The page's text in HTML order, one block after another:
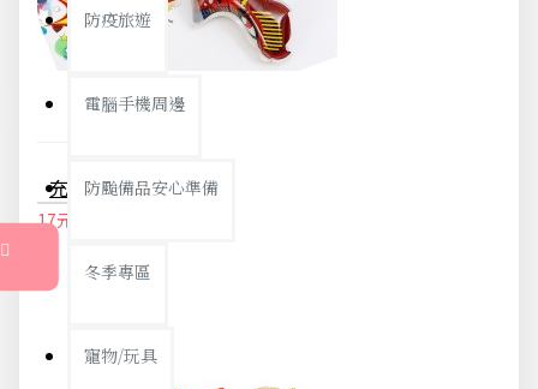
防疫旅遊
電腦手機周邊
防颱備品安心準備
冬季專區
寵物/玩具
充氣禮花手槍 氣球玩具 氛圍道具 派對禮炮拉炮 彩帶禮炮
17元